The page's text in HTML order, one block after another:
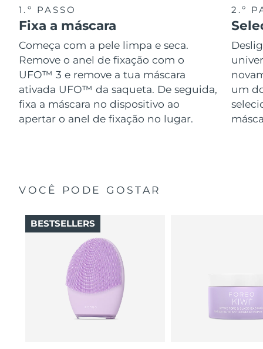
1.º PASSO
Fixa a máscara
Começa com a pele limpa e seca.
Remove o anel de fixação com o
UFO™ 3 e remove a tua máscara
ativada UFO™ da saqueta. De seguida,
fixa a máscara no dispositivo ao
apertar o anel de fixação no lugar.
2.º
um
VOCÊ PODE GOSTAR
BESTSELLERS